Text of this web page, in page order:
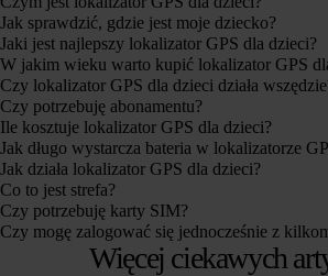
Jak sprawdzić, gdzie jest moje dziecko?
Jaki jest najlepszy lokalizator GPS dla dzieci?
W jakim wieku warto kupić lokalizator GPS
Czy lokalizator GPS dla dzieci działa
Czy potrzebuję abonamentu?
Ile kosztuje lokalizator GPS dla dzieci?
Jak długo wystarcza bateria w lokalizatorze
Jak działa lokalizator GPS dla dzieci?
Co to jest strefa?
Czy potrzebuję karty SIM?
Czy mogę zalogować się jednocześnie z
Więcej ciekawych